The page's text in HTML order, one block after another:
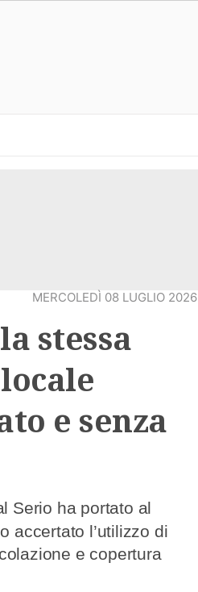
MERCOLEDÌ 08 LUGLIO 2026
stessa
e senza
Serio ha portato al
accertato l’utilizzo di
e copertura